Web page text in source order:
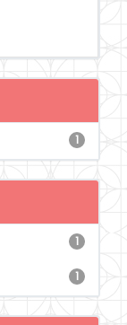
1
1
1